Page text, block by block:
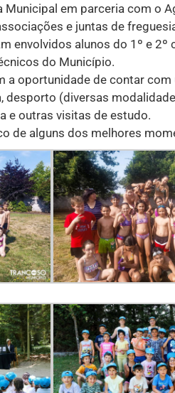
Municipal em parceria com o
e juntas de
envolvidos alunos do 1º e 2º
do Município.
a oportunidade de contar
desporto (diversas
e outras visitas de estudo.
de alguns dos melhores